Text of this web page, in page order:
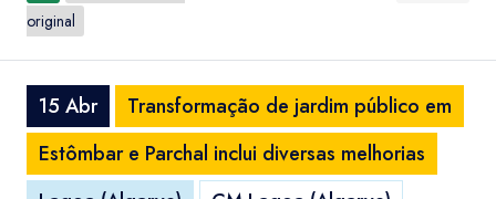
original
15 Abr
Transformação de jardim público em
Estômbar e Parchal inclui diversas melhorias